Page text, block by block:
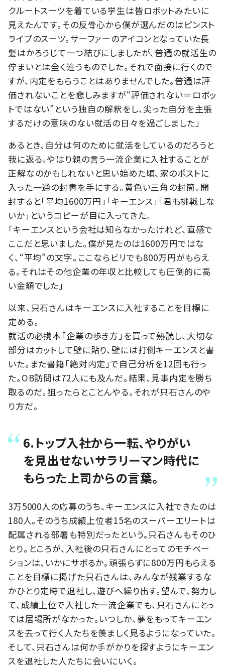
クルートスーツを着ている学生は皆ロボットみたいに
見えたんです。その反骨心から僕が選んだのはピンスト
ライプのスーツ。サーファーのアイコンとなっていた長
髪はかろうじて一つ結びにしましたが、普通の就活生の
佇まいとは全く違うものでした。それで面接に行くので
すが、内定をもらうことはありませんでした。普通は評
価されないことを悲しみますが“評価されない＝ロボッ
トではない”という独自の解釈をし、尖った自分を主張
するだけの意味のない就活の日々を過ごしました」
あるとき、自分は何のために就活をしているのだろうと
我に返る。やはり親の言う一流企業に入社することが
正解なのかもしれないと思い始めた頃、家のポストに
入った一通の封書を手にする。黄色い三角の封筒。開
封すると「平均1600万円」「キーエンス」「君も挑戦しな
いか」というコピーが目に入ってきた。
「キーエンスという会社は知らなかったけれど、直感で
ここだと思いました。僕が見たのは1600万円ではな
く、“平均”の文字。ここならビリでも800万円がもらえ
る。それはその他企業の年収と比較しても圧倒的に高
い金額でした」
以来、只石さんはキーエンスに入社することを目標に
定める。
就活の必携本「企業の歩き方」を買って熟読し、大切な
部分はカットして壁に貼り、壁には打倒キーエンスと書
いた。また書籍「絶対内定」で自己分析を12回も行っ
た。OB訪問は72人にも及んだ。結果、見事内定を勝ち
取るのだ。狙ったらとことんやる。それが只石さんのや
り方だ。
6.トップ入社から一転、やりがい
を見出せないサラリーマン時代に
もらった上司からの言葉。
3万5000人の応募のうち、キーエンスに入社できたのは
180人。そのうち成績上位者15名のスーパーエリートは
配属される部署も特別だったという。只石さんもそのひ
とり。ところが、入社後の只石さんにとってのモチベー
ションは、いかにサボるか。頑張らずに800万円もらえる
ことを目標に掲げた只石さんは、みんなが残業するな
かひとり定時で退社し、遊びへ繰り出す。望んで、努力し
て、成績上位で入社した一流企業でも、只石さんにとっ
ては居場所がなかった。いつしか、夢をもってキーエン
スを去って行く人たちを羨ましく見るようになっていた。
そして、只石さんは何か手がかりを探すようにキーエン
スを退社した人たちに会いにいく。